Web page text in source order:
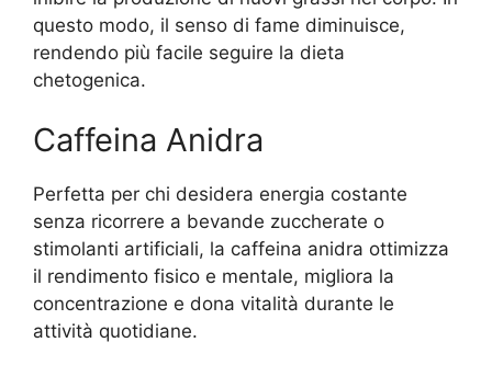
questo modo, il senso di fame diminuisce,
rendendo più facile seguire la dieta
chetogenica.
Caffeina Anidra
Perfetta per chi desidera energia costante
senza ricorrere a bevande zuccherate o
stimolanti artificiali, la caffeina anidra ottimizza
il rendimento fisico e mentale, migliora la
concentrazione e dona vitalità durante le
attività quotidiane.